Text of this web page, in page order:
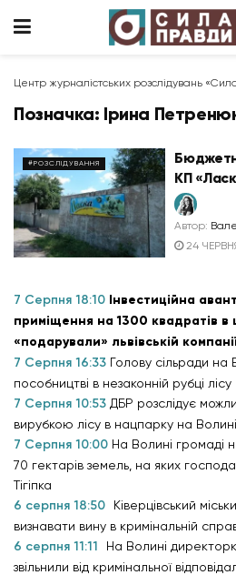
Центр журналістських розслідувань
Позначка: Ірина
#РОЗСЛІДУВАННЯ
КП
Автор:
24
7 Серпня 18:10 Інвестиційна
приміщення на 1300 квадратів в
«подарували» львівській
7 Серпня 16:33 Голову сільради на
пособництві в незаконній рубці лісу
7 Серпня 10:53 ДБР розслідує
вирубкою лісу в нацпарку на Волині
7 Серпня 10:00 На Волині громаді
70 гектарів земель, на яких
Тігіпка
6 серпня 18:50
Ківерцівський
визнавати вину в кримінальній
6 серпня 11:11
На Волині
звільнили від кримінальної